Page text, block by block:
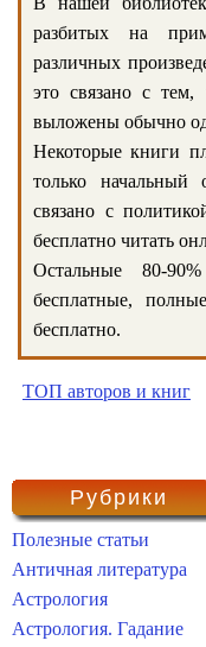
разбитых на
различных
это связано с тем,
выложены обычно
Некоторые книги
только начальный
связано с
бесплатно читать
Остальные 80-
бесплатные,
бесплатно.
ТОП авторов и книг
Рубрики
Полезные статьи
Античная литература
Астрология
Астрология. Гадание